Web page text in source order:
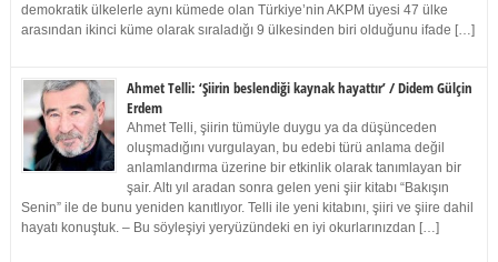
demokratik ülkelerle aynı kümede olan Türkiye’nin AKPM üyesi 47 ülke
arasından ikinci küme olarak sıraladığı 9 ülkesinden biri olduğunu ifade […]
Ahmet Telli: ‘Şiirin beslendiği kaynak hayattır’ / Didem Gülçin
Erdem
Ahmet Telli, şiirin tümüyle duygu ya da düşünceden
oluşmadığını vurgulayan, bu edebi türü anlama değil
anlamlandırma üzerine bir etkinlik olarak tanımlayan bir
şair. Altı yıl aradan sonra gelen yeni şiir kitabı “Bakışın
Senin” ile de bunu yeniden kanıtlıyor. Telli ile yeni kitabını, şiiri ve şiire dahil
hayatı konuştuk. – Bu söyleşiyi yeryüzündeki en iyi okurlarınızdan […]